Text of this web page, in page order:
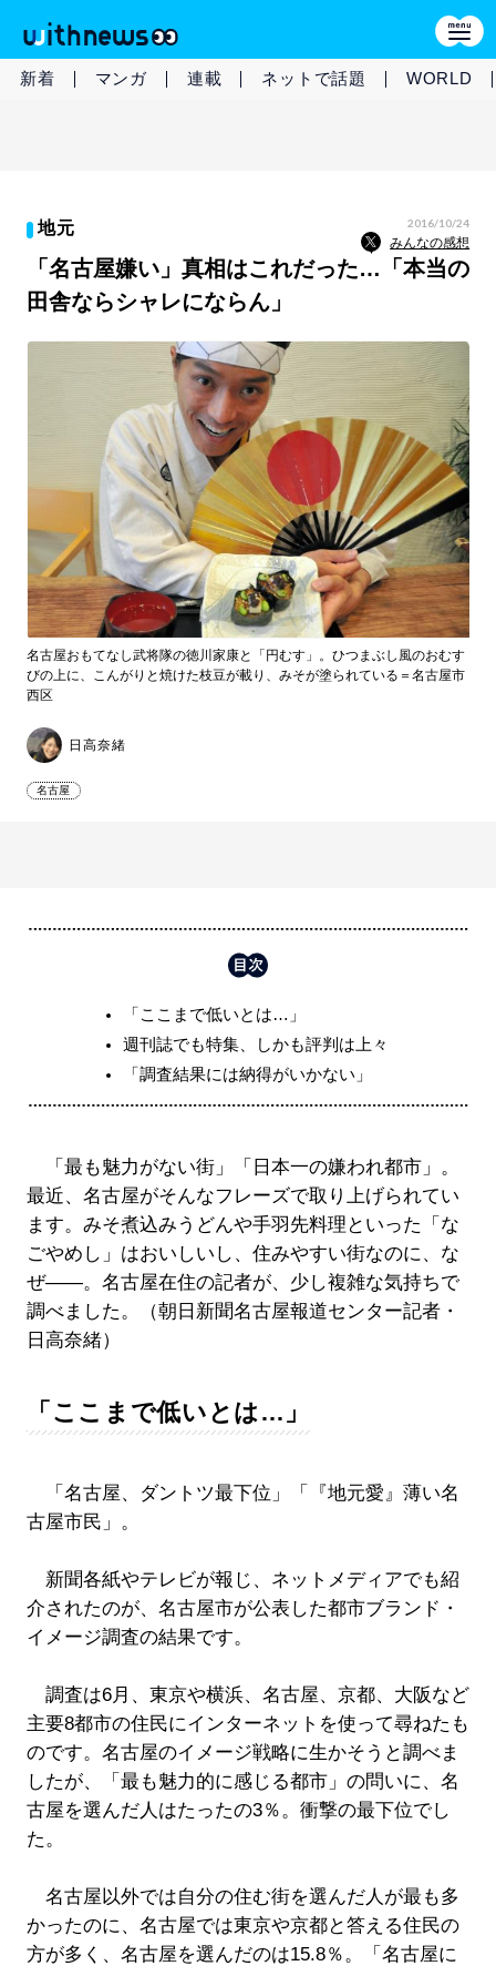
新着 マンガ 連載 ネットで話題 WORLD
地元 2016/10/24
みんなの感想
「名古屋嫌い」真相はこれだった…「本当の
田舎ならシャレにならん」
名古屋おもてなし武将隊の徳川家康と「円むす」。ひつまぶし風のおむす
びの上に、こんがりと焼けた枝豆が載り、みそが塗られている＝名古屋市
西区
日高奈緒
名古屋
「ここまで低いとは…」
週刊誌でも特集、しかも評判は上々
「調査結果には納得がいかない」
「最も魅力がない街」「日本一の嫌われ都市」。
最近、名古屋がそんなフレーズで取り上げられてい
ます。みそ煮込みうどんや手羽先料理といった「な
ごやめし」はおいしいし、住みやすい街なのに、な
ぜ――。名古屋在住の記者が、少し複雑な気持ちで
調べました。（朝日新聞名古屋報道センター記者・
日高奈緒）
「ここまで低いとは…」
「名古屋、ダントツ最下位」「『地元愛』薄い名
古屋市民」。
新聞各紙やテレビが報じ、ネットメディアでも紹
介されたのが、名古屋市が公表した都市ブランド・
イメージ調査の結果です。
調査は6月、東京や横浜、名古屋、京都、大阪など
主要8都市の住民にインターネットを使って尋ねたも
のです。名古屋のイメージ戦略に生かそうと調べま
したが、「最も魅力的に感じる都市」の問いに、名
古屋を選んだ人はたったの3％。衝撃の最下位でし
た。
名古屋以外では自分の住む街を選んだ人が最も多
かったのに、名古屋では東京や京都と答える住民の
方が多く、名古屋を選んだのは15.8％。「名古屋に